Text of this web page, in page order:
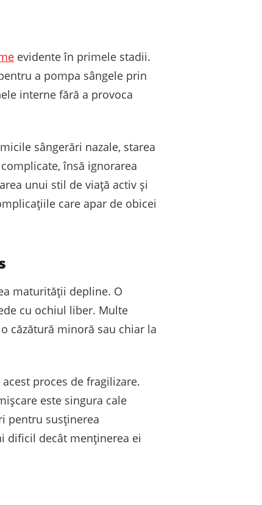
evidente în primele stadii.
a pompa sângele prin
interne fără a provoca
sângerări nazale, starea
însă ignorarea
unui stil de viață activ și
care apar de obicei
maturității depline. O
cu ochiul liber. Multe
căzătură minoră sau chiar la
proces de fragilizare.
este singura cale
pentru susținerea
dificil decât menținerea ei